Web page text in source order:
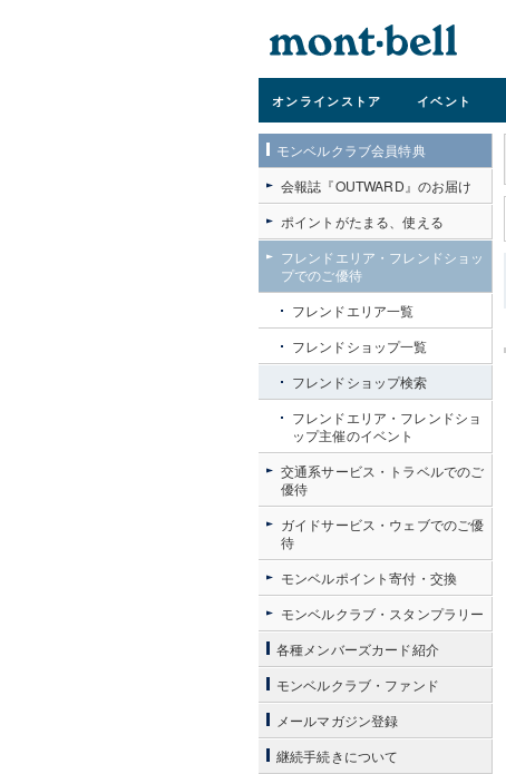
オンラインストア イベント
モンベルクラブ会員特典
会報誌『OUTWARD』のお届け
ポイントがたまる、使える
フレンドエリア・フレンドショッ
プでのご優待
フレンドエリア一覧
フレンドショップ一覧
フレンドショップ検索
フレンドエリア・フレンドショ
ップ主催のイベント
交通系サービス・トラベルでのご
優待
ガイドサービス・ウェブでのご優
待
モンベルポイント寄付・交換
モンベルクラブ・スタンプラリー
各種メンバーズカード紹介
モンベルクラブ・ファンド
メールマガジン登録
継続手続きについて